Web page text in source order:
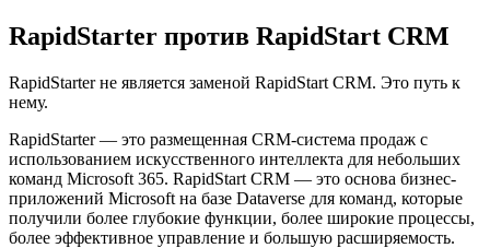
RapidStarter против RapidStart CRM
RapidStarter не является заменой RapidStart CRM. Это путь к
нему.
RapidStarter — это размещенная CRM-система продаж с
использованием искусственного интеллекта для небольших
команд Microsoft 365. RapidStart CRM — это основа бизнес-
приложений Microsoft на базе Dataverse для команд, которые
получили более глубокие функции, более широкие процессы,
более эффективное управление и большую расширяемость.